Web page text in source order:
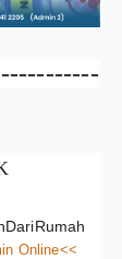
Online<<